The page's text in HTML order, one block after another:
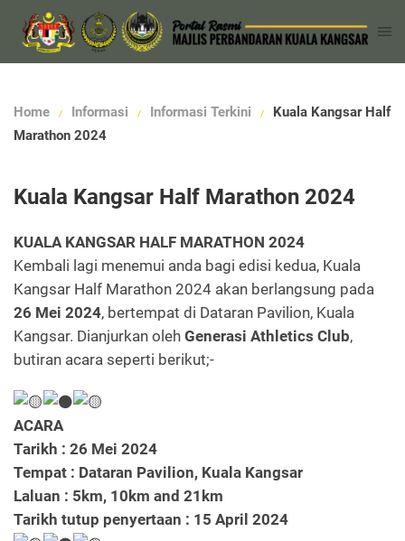
Home Informasi Informasi Terkini
Kuala Kangsar Half
Marathon 2024
Kuala Kangsar Half Marathon 2024
KUALA KANGSAR HALF MARATHON 2024
Kembali lagi menemui anda bagi edisi kedua, Kuala
Kangsar Half Marathon 2024 akan berlangsung pada
26 Mei 2024, bertempat di Dataran Pavilion, Kuala
Kangsar. Dianjurkan oleh Generasi Athletics Club,
butiran acara seperti berikut;-
ACARA
Tarikh : 26 Mei 2024
Tempat : Dataran Pavilion, Kuala Kangsar
Laluan : 5km, 10km and 21km
Tarikh tutup penyertaan : 15 April 2024